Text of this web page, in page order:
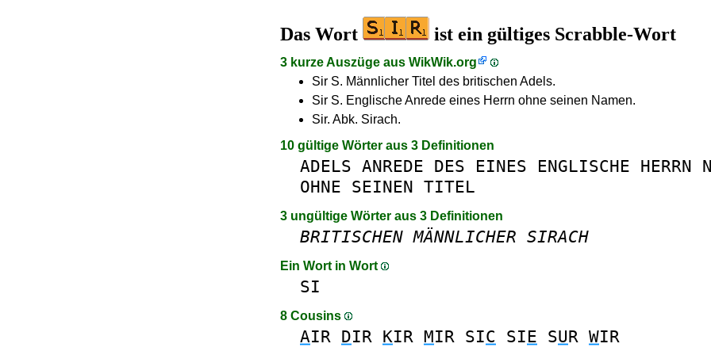
Das Wort ist ein gültiges Scrabble-Wort
3 kurze Auszüge aus WikWik.org
Sir S. Männlicher Titel des britischen Adels.
Sir S. Englische Anrede eines Herrn ohne seinen Namen.
Sir. Abk. Sirach.
10 gültige Wörter aus 3 Definitionen
ADELS ANREDE DES EINES ENGLISCHE HERRN
OHNE SEINEN TITEL
3 ungültige Wörter aus 3 Definitionen
BRITISCHEN MÄNNLICHER SIRACH
Ein Wort in Wort
SI
8 Cousins
AIR DIR KIR MIR SIC SIE SUR WIR